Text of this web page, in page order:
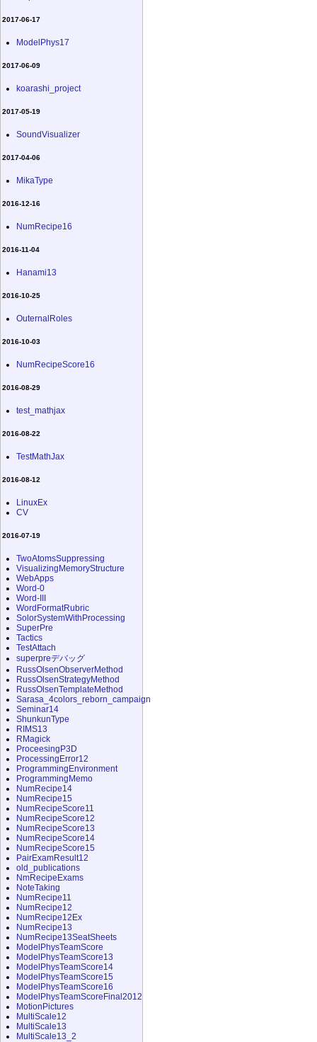
2017-06-17
ModelPhys17
2017-06-09
koarashi_project
2017-05-19
SoundVisualizer
2017-04-06
MikaType
2016-12-16
NumRecipe16
2016-11-04
Hanami13
2016-10-25
OuternalRoles
2016-10-03
NumRecipeScore16
2016-08-29
test_mathjax
2016-08-22
TestMathJax
2016-08-12
LinuxEx
CV
2016-07-19
TwoAtomsSuppressing
VisualizingMemoryStructure
WebApps
Word-0
Word-III
WordFormatRubric
SolorSystemWithProcessing
SuperPre
Tactics
TestAttach
superpreデバッグ
RussOlsenObserverMethod
RussOlsenStrategyMethod
RussOlsenTemplateMethod
Sarasa_4colors_reborn_campaign
Seminar14
ShunkunType
RIMS13
RMagick
ProceesingP3D
ProcessingError12
ProgrammingEnvironment
ProgrammingMemo
NumRecipe14
NumRecipe15
NumRecipeScore11
NumRecipeScore12
NumRecipeScore13
NumRecipeScore14
NumRecipeScore15
PairExamResult12
old_publications
NmRecipeExams
NoteTaking
NumRecipe11
NumRecipe12
NumRecipe12Ex
NumRecipe13
NumRecipe13SeatSheets
ModelPhysTeamScore
ModelPhysTeamScore13
ModelPhysTeamScore14
ModelPhysTeamScore15
ModelPhysTeamScore16
ModelPhysTeamScoreFinal2012
MotionPictures
MultiScale12
MultiScale13
MultiScale13_2